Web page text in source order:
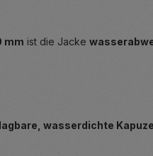
mm ist die Jacke
wasserdichte Kapuze